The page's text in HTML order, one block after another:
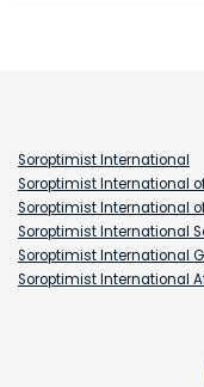
Soroptimist International
Soroptimist International
Soroptimist International
Soroptimist International
Soroptimist International
Soroptimist International